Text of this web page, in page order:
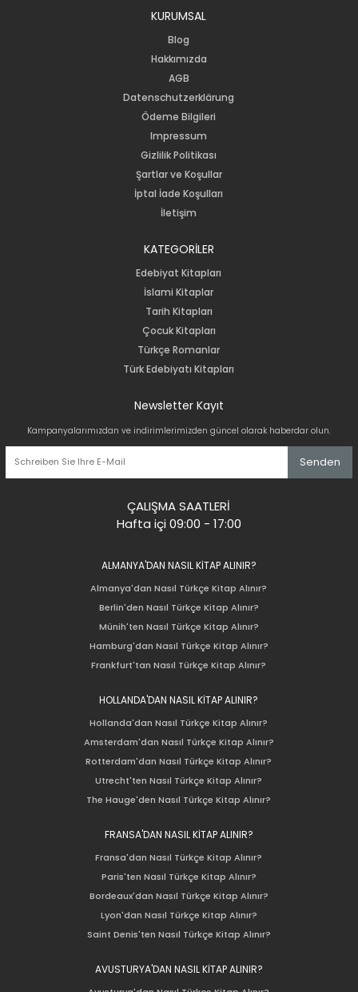
KURUMSAL
Blog
Hakkımızda
AGB
Datenschutzerklärung
Ödeme Bilgileri
Impressum
Gizlilik Politikası
Şartlar ve Koşullar
İptal İade Koşulları
İletişim
KATEGORİLER
Edebiyat Kitapları
İslami Kitaplar
Tarih Kitapları
Çocuk Kitapları
Türkçe Romanlar
Türk Edebiyatı Kitapları
Newsletter Kayıt
Kampanyalarımızdan ve indirimlerimizden güncel olarak haberdar olun.
Senden
ÇALIŞMA SAATLERİ
Hafta içi 09:00 - 17:00
ALMANYA'DAN NASIL KİTAP ALINIR?
Almanya'dan Nasıl Türkçe Kitap Alınır?
Berlin'den Nasıl Türkçe Kitap Alınır?
Münih'ten Nasıl Türkçe Kitap Alınır?
Hamburg'dan Nasıl Türkçe Kitap Alınır?
Frankfurt'tan Nasıl Türkçe Kitap Alınır?
HOLLANDA'DAN NASIL KİTAP ALINIR?
Hollanda'dan Nasıl Türkçe Kitap Alınır?
Amsterdam'dan Nasıl Türkçe Kitap Alınır?
Rotterdam'dan Nasıl Türkçe Kitap Alınır?
Utrecht'ten Nasıl Türkçe Kitap Alınır?
The Hauge'den Nasıl Türkçe Kitap Alınır?
FRANSA'DAN NASIL KİTAP ALINIR?
Fransa'dan Nasıl Türkçe Kitap Alınır?
Paris'ten Nasıl Türkçe Kitap Alınır?
Bordeaux'dan Nasıl Türkçe Kitap Alınır?
Lyon'dan Nasıl Türkçe Kitap Alınır?
Saint Denis'ten Nasıl Türkçe Kitap Alınır?
AVUSTURYA'DAN NASIL KİTAP ALINIR?